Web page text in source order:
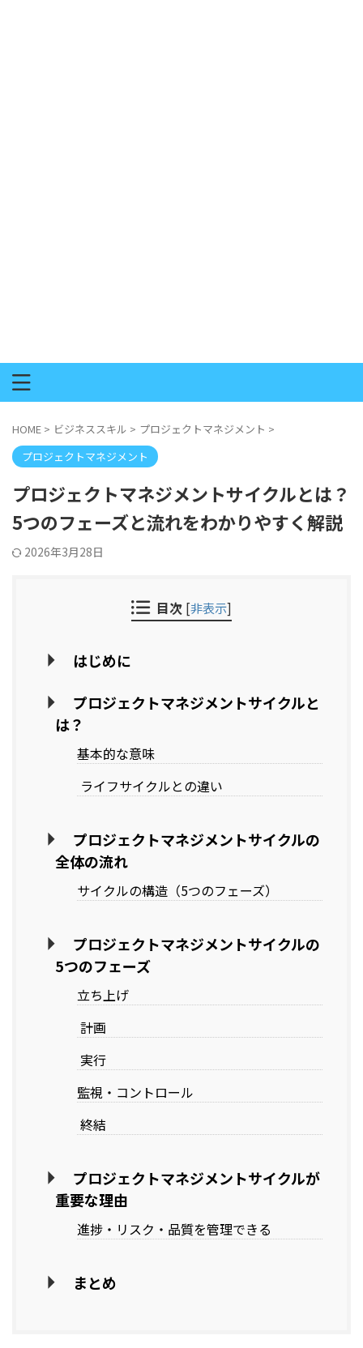
HOME > ビジネススキル > プロジェクトマネジメント >
プロジェクトマネジメント
プロジェクトマネジメントサイクルとは？
5つのフェーズと流れをわかりやすく解説
2026年3月28日
目次 [非表示]
はじめに
プロジェクトマネジメントサイクルと
は？
基本的な意味
ライフサイクルとの違い
プロジェクトマネジメントサイクルの
全体の流れ
サイクルの構造（5つのフェーズ）
プロジェクトマネジメントサイクルの
5つのフェーズ
立ち上げ
計画
実行
監視・コントロール
終結
プロジェクトマネジメントサイクルが
重要な理由
進捗・リスク・品質を管理できる
まとめ